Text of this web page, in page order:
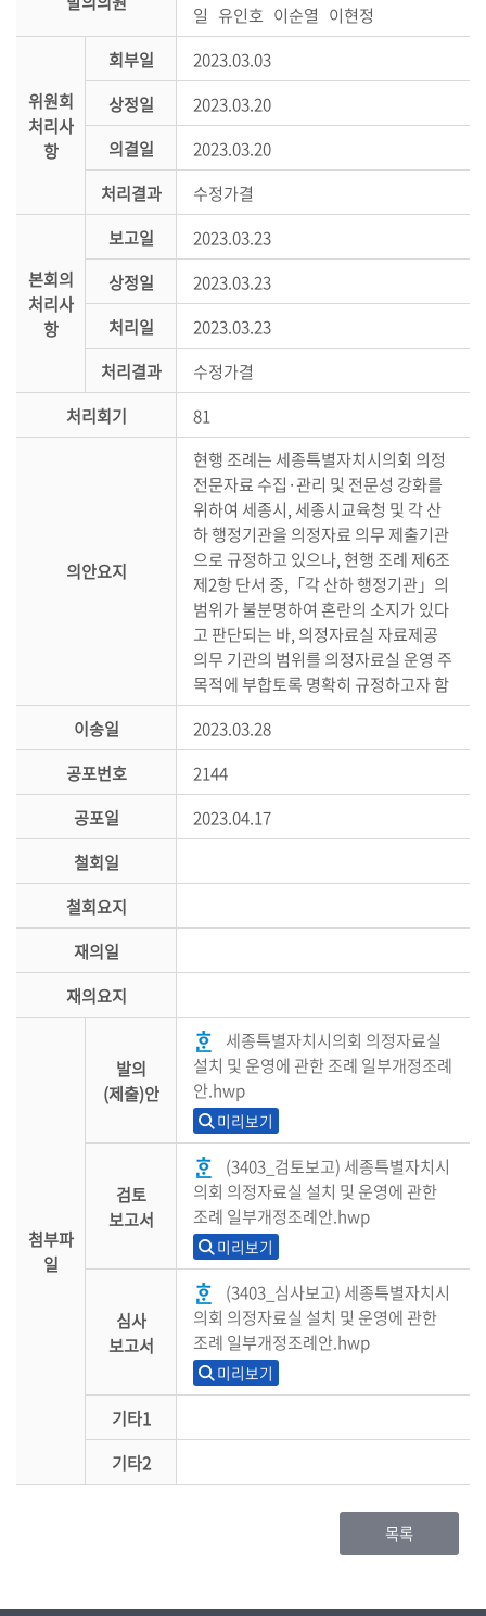
정
용
일 유인호 이순열 이현정
위원회
처리사
항
회부일
2023.03.03
상정일
2023.03.20
의결일
2023.03.20
처리결과
수정가결
본회의
처리사
항
보고일
2023.03.23
상정일
2023.03.23
처리일
2023.03.23
처리결과
수정가결
처리회기
81
의안요지
현행 조례는 세종특별자치시의회 의정
전문자료 수집·관리 및 전문성 강화를
위하여 세종시, 세종시교육청 및 각 산
하 행정기관을 의정자료 의무 제출기관
으로 규정하고 있으나, 현행 조례 제6조
제2항 단서 중,「각 산하 행정기관」의
범위가 불분명하여 혼란의 소지가 있다
고 판단되는 바, 의정자료실 자료제공
의무 기관의 범위를 의정자료실 운영 주
목적에 부합토록 명확히 규정하고자 함
이송일
2023.03.28
공포번호
2144
공포일
2023.04.17
철회일
철회요지
재의일
재의요지
첨부파
일
발의
(제출)안
세종특별자치시의회 의정자료실
설치 및 운영에 관한 조례 일부개정조례
안.hwp
미리보기
검토
보고서
(3403_검토보고) 세종특별자치시
의회 의정자료실 설치 및 운영에 관한
조례 일부개정조례안.hwp
미리보기
심사
보고서
(3403_심사보고) 세종특별자치시
의회 의정자료실 설치 및 운영에 관한
조례 일부개정조례안.hwp
미리보기
기타1
기타2
목록